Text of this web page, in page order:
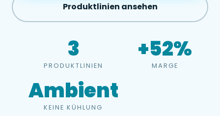
Produktlinien ansehen
3
PRODUKTLINIEN
+52%
MARGE
Ambient
KEINE KÜHLUNG